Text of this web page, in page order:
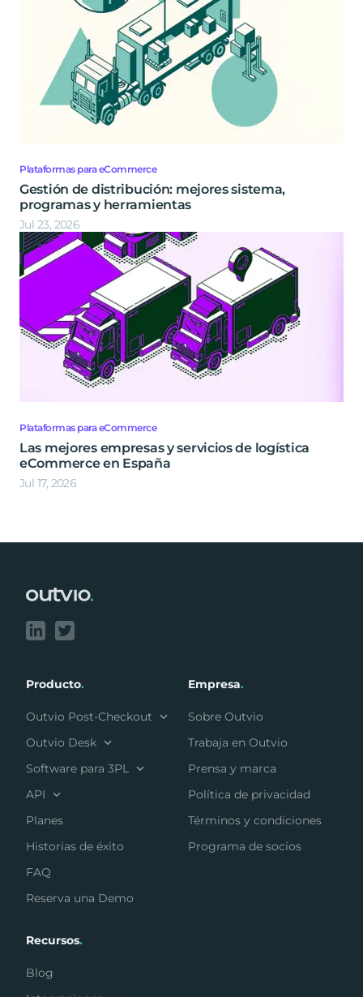
Plataformas para eCommerce
Gestión de distribución: mejores sistema,
programas y herramientas
Jul 23, 2026
Plataformas para eCommerce
Las mejores empresas y servicios de logística
eCommerce en España
Jul 17, 2026
Producto.
Outvio Post-Checkout
Outvio Desk
Software para 3PL
API
Planes
Historias de éxito
FAQ
Reserva una Demo
Empresa.
Sobre Outvio
Trabaja en Outvio
Prensa y marca
Política de privacidad
Términos y condiciones
Programa de socios
Recursos.
Blog